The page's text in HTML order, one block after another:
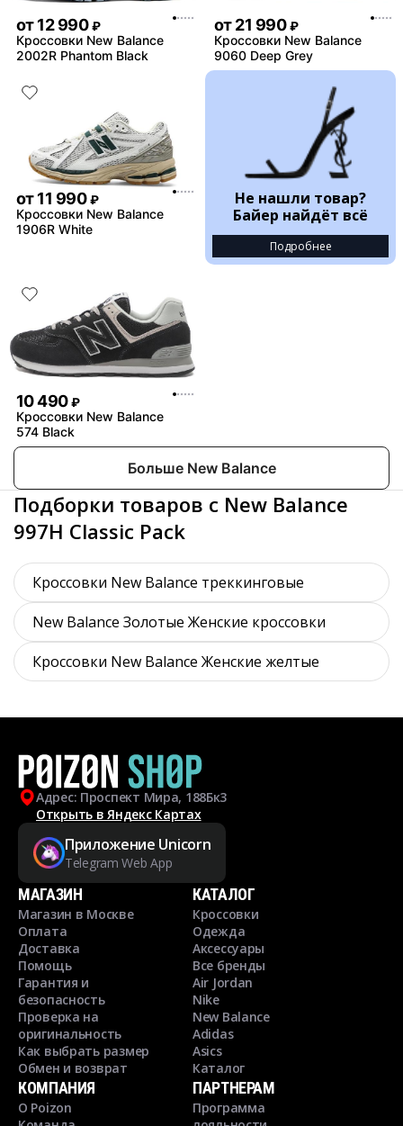
от12 990 ₽
Кроссовки New Balance
2002R Phantom Black
от21 990 ₽
Кроссовки New Balance
9060 Deep Grey
от11 990 ₽
Кроссовки New Balance
1906R White
Не нашли товар?
Байер найдёт всё
Подробнее
10 490 ₽
Кроссовки New Balance
574 Black
Больше New Balance
Подборки товаров с New Balance
997H Classic Pack
Кроссовки New Balance треккинговые
New Balance Золотые Женские кроссовки
Кроссовки New Balance Женские желтые
Адрес: Проспект Мира, 188Бк3
Открыть в Яндекс Картах
Приложение Unicorn
Telegram Web App
МАГАЗИН
Магазин в Москве
Оплата
Доставка
Помощь
Гарантия и
безопасность
Проверка на
оригинальность
Как выбрать размер
Обмен и возврат
КАТАЛОГ
Кроссовки
Одежда
Аксессуары
Все бренды
Air Jordan
Nike
New Balance
Adidas
Asics
Каталог
КОМПАНИЯ
О Poizon
ПАРТНЕРАМ
Программа